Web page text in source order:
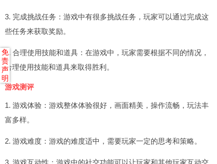
3. 完成挑战任务：游戏中有很多挑战任务，玩家可以通过完成这
些任务来获取奖励。
4. 合理使用技能和道具：在游戏中，玩家需要根据不同的情况，
合理使用技能和道具来取得胜利。
游戏测评
1. 游戏体验：游戏整体体验很好，画面精美，操作流畅，玩法丰
富多样。
2. 游戏难度：游戏的难度适中，需要玩家一定的思考和策略。
3. 游戏互动性：游戏中的社交功能可以让玩家和其他玩家互动交
免
责
声
明